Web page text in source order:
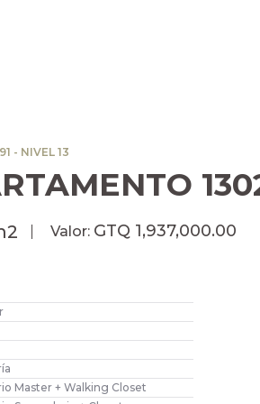
- NIVEL 13
Valor: GTQ 1,937,000.00
Master + Walking Closet